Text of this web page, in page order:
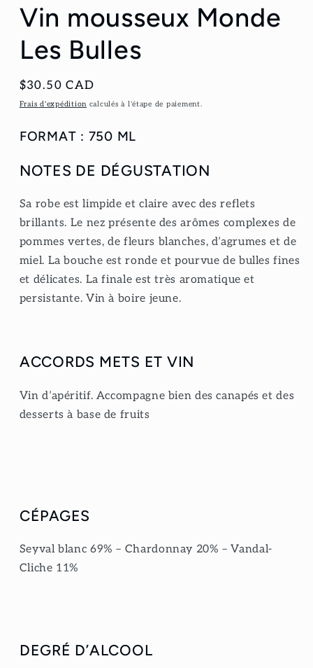
fenêtre
modale
Vin mousseux Monde
Les Bulles
Prix
habituel
$30.50 CAD
Frais d'expéditioncalculés à l'étape de paiement.
FORMAT : 750 ML
NOTES DE DÉGUSTATION
Sa robe est limpide et claire avec des reflets
brillants. Le nez présente des arômes complexes de
pommes vertes, de fleurs blanches, d’agrumes et de
miel. La bouche est ronde et pourvue de bulles fines
et délicates. La finale est très aromatique et
persistante. Vin à boire jeune.
ACCORDS METS ET VIN
Vin d’apéritif. Accompagne bien des canapés et des
desserts à base de fruits
CÉPAGES
Seyval blanc 69% – Chardonnay 20% – Vandal-
Cliche 11%
DEGRÉ D’ALCOOL